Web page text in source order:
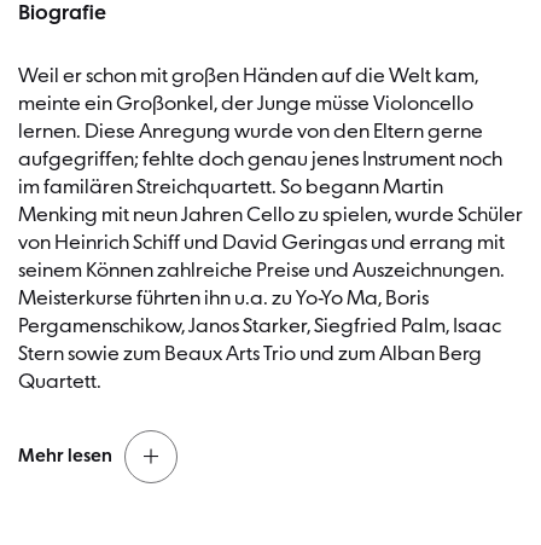
Biografie
Weil er schon mit großen Händen auf die Welt kam,
meinte ein Großonkel, der Junge müsse Violoncello
lernen. Diese Anregung wurde von den Eltern gerne
aufgegriffen; fehlte doch genau jenes Instrument noch
im familären Streichquartett. So begann Martin
Menking mit neun Jahren Cello zu spielen, wurde Schüler
von Heinrich Schiff und David Geringas und errang mit
seinem Können zahlreiche Preise und Auszeichnungen.
Meisterkurse führten ihn u.a. zu Yo-Yo Ma, Boris
Pergamenschikow, Janos Starker, Siegfried Palm, Isaac
Stern sowie zum Beaux Arts Trio und zum Alban Berg
Quartett.
Mehr lesen